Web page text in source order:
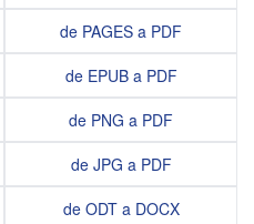
de PAGES a PDF
de EPUB a PDF
de PNG a PDF
de JPG a PDF
de ODT a DOCX